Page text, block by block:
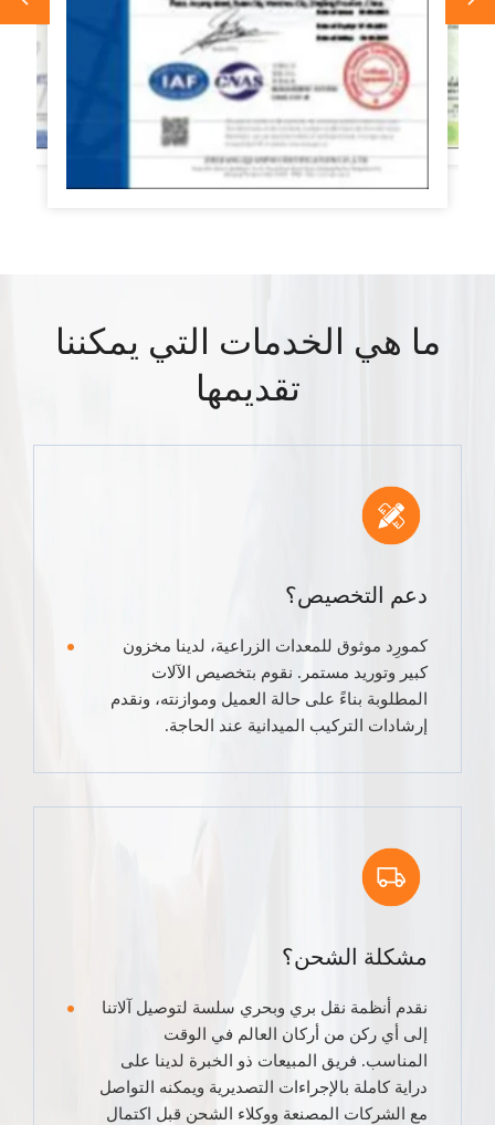
ما هي الخدمات التي يمكننا
تقديمها
دعم التخصيص؟
كمورِد موثوق للمعدات الزراعية، لدينا مخزون
كبير وتوريد مستمر. نقوم بتخصيص الآلات
المطلوبة بناءً على حالة العميل وموازنته، ونقدم
إرشادات التركيب الميدانية عند الحاجة.
مشكلة الشحن؟
نقدم أنظمة نقل بري وبحري سلسة لتوصيل آلاتنا
إلى أي ركن من أركان العالم في الوقت
المناسب. فريق المبيعات ذو الخبرة لدينا على
دراية كاملة بالإجراءات التصديرية ويمكنه التواصل
مع الشركات المصنعة ووكلاء الشحن قبل اكتمال